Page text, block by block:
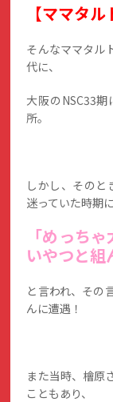
【ママタル
そんなママタル
代に、
大阪のNSC33
所。
しかし、そのと
迷っていた時期に
「めっち
いやつと組
と言われ、その
んに遭遇！
また当時、檜原
こともあり、